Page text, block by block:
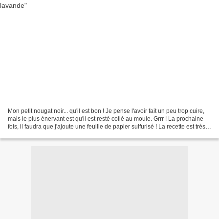
Mon petit nougat noir... qu'il est bon ! Je pense l'avoir fait un peu trop cuire,
mais le plus énervant est qu'il est resté collé au moule. Grrr ! La prochaine
fois, il faudra que j'ajoute une feuille de papier sulfurisé ! La recette est très